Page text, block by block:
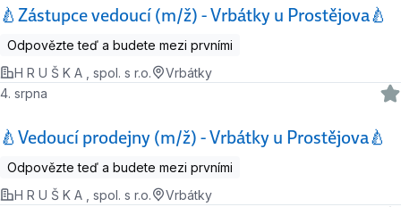
🍐Zástupce vedoucí (m/ž) - Vrbátky u Prostějova🍐
Odpovězte teď a budete mezi prvními
H R U Š K A , spol. s r.o.
Vrbátky
🍐Vedoucí prodejny (m/ž) - Vrbátky u Prostějova🍐
4. srpna
Odpovězte teď a budete mezi prvními
H R U Š K A , spol. s r.o.
Vrbátky